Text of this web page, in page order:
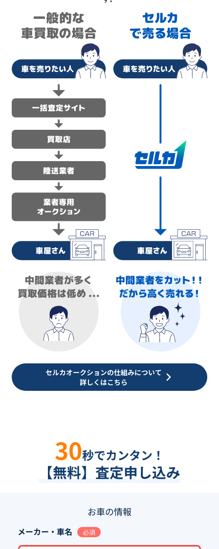
セルカオークションの仕組みについて
詳しくはこちら
30秒でカンタン！
【無料】査定申し込み
お車の情報
メーカー・車名 必須